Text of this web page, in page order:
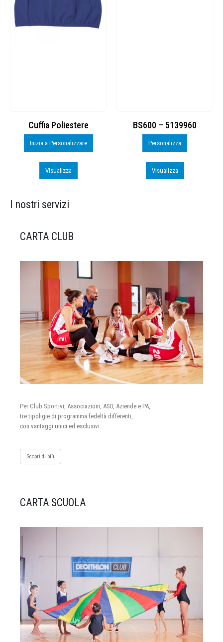
Cuffia Poliestere
Inizia a Personalizzare
Visualizza
BS600 – 5139960
Personalizza
Visualizza
I nostri servizi
CARTA CLUB
Per Club Sportivi, Associazioni, ASD, Aziende e PA,
tre tipoligie di programma fedeltà differenti,
con vantaggi unici ed esclusivi.
Scopri di più
CARTA SCUOLA